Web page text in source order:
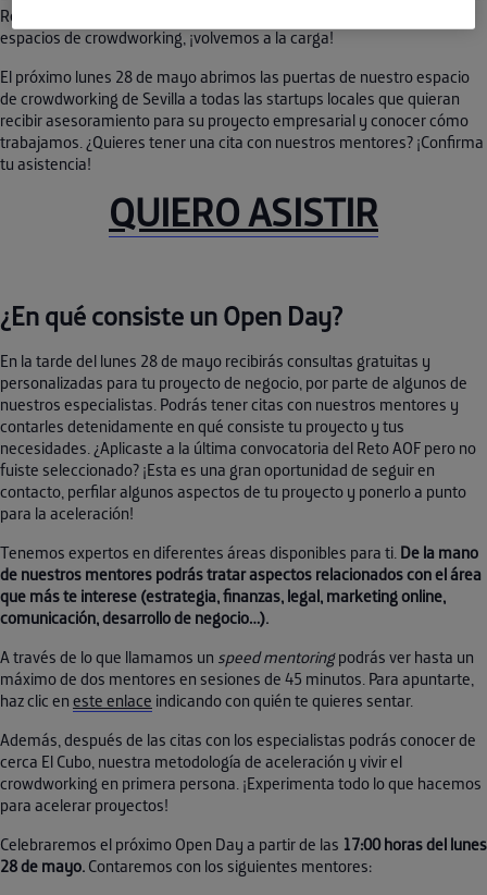
Reto AOF y la incorporación de los nuevos equipos en nuestros
espacios de crowdworking, ¡volvemos a la carga!
El próximo lunes 28 de mayo abrimos las puertas de nuestro espacio
de crowdworking de Sevilla a todas las startups locales que quieran
recibir asesoramiento para su proyecto empresarial y conocer cómo
trabajamos. ¿Quieres tener una cita con nuestros mentores? ¡Confirma
tu asistencia!
QUIERO ASISTIR
¿En qué consiste un Open Day?
En la tarde del lunes 28 de mayo recibirás consultas gratuitas y
personalizadas para tu proyecto de negocio, por parte de algunos de
nuestros especialistas. Podrás tener citas con nuestros mentores y
contarles detenidamente en qué consiste tu proyecto y tus
necesidades. ¿Aplicaste a la última convocatoria del Reto AOF pero no
fuiste seleccionado? ¡Esta es una gran oportunidad de seguir en
contacto, perfilar algunos aspectos de tu proyecto y ponerlo a punto
para la aceleración!
Tenemos expertos en diferentes áreas disponibles para ti. De la mano
de nuestros mentores podrás tratar aspectos relacionados con el área
que más te interese (estrategia, finanzas, legal, marketing online,
comunicación, desarrollo de negocio…).
A través de lo que llamamos un speed mentoringpodrás ver hasta un
máximo de dos mentores en sesiones de 45 minutos. Para apuntarte,
haz clic en este enlace indicando con quién te quieres sentar.
Además, después de las citas con los especialistas podrás conocer de
cerca El Cubo, nuestra metodología de aceleración y vivir el
crowdworking en primera persona. ¡Experimenta todo lo que hacemos
para acelerar proyectos!
Celebraremos el próximo Open Day a partir de las 17:00 horas del lunes
28 de mayo. Contaremos con los siguientes mentores: